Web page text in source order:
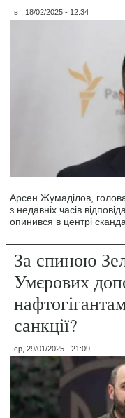
вт, 18/02/2025 - 12:34
Арсен Жумаділов,
з недавніх часів
опинився в центрі
За спиною
Умєрових
санкції?
ср, 29/01/2025 - 21:09